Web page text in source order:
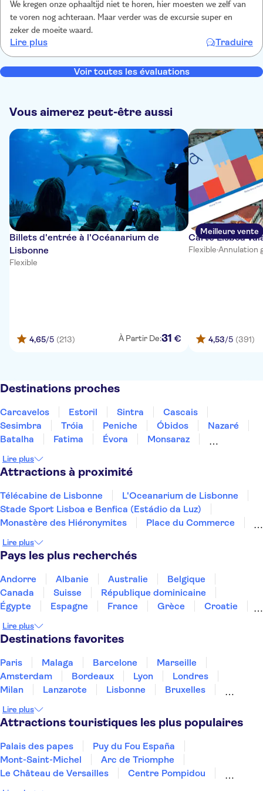
We kregen onze ophaaltijd niet te horen, hier moesten we zelf van
te voren nog achteraan. Maar verder was de excursie super en
zeker de moeite waard.
Lire plus Traduire
Voir toutes les évaluations
Vous aimerez peut-être aussi
Billets d'entrée à l'Océanarium de
Lisbonne
Flexible
4,65/5 (213) À Partir De:31 €
Meilleure vente
Carte Lisboa
Flexible·Annulation
4,53/5 (391)
Destinations proches
Carcavelos Estoril Sintra
Cascais
Sesimbra
Tróia Peniche Óbidos
Nazaré
Batalha
Fatima Évora
Monsaraz
Lire plus
Attractions à proximité
Télécabine de Lisbonne
L'Oceanarium de Lisbonne
Stade Sport Lisboa e Benfica (Estádio da Luz)
Monastère des Hiéronymites
Place du Commerce
Arc de triomphe de la rue Augusta
Calouste Gulbenkian Museum
Spectacles de fado
Peneda-Geres National Park
Tour de Belém
Ria Formosa
WOW Porto
Spectacle de fado à Porto
Lire plus
Pays les plus recherchés
Andorre Albanie Australie
Belgique
Canada
Suisse
République dominicaine
Égypte
Espagne France Grèce
Croatie
Thaïlande
Tunisie
Lire plus
Destinations favorites
Paris Malaga Barcelone
Marseille
Amsterdam
Bordeaux Lyon
Londres
Milan
Lanzarote Lisbonne
Bruxelles
Dubai
Copenhague Minorque Montpellier
Lire plus
Attractions touristiques les plus populaires
Palais des papes
Puy du Fou España
Mont-Saint-Michel
Arc de Triomphe
Le Château de Versailles
Centre Pompidou